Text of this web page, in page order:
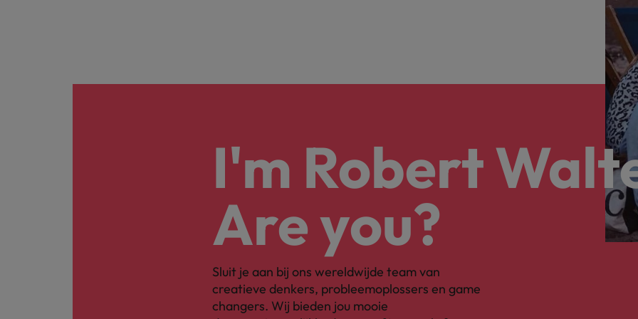
I'm Robert
Are you?
Sluit je aan bij ons wereldwijde team van
creatieve denkers, probleemoplossers en game
changers. Wij bieden jou mooie